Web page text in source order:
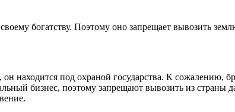
богатству. Поэтому оно запрещает вывозить
находится под охраной государства. К сожалению,
бизнес, поэтому запрещают вывозить из страны